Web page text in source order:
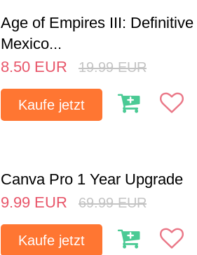
Age of Empires III:
Mexico...
8.50 EUR 19.99 EUR
Kaufe jetzt
Canva Pro 1 Year Upgrade
9.99 EUR 69.99 EUR
Kaufe jetzt